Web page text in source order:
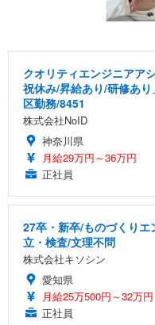
クオリティエンジニアア
祝休み/昇給あり/研修あ
区勤務/8451
株式会社NoID
神奈川県
月給29万円～36万円
正社員
27卒・新卒/ものづくり
立・検査/文理不問
株式会社キソシン
愛知県
月給25万500円～32万円
正社員